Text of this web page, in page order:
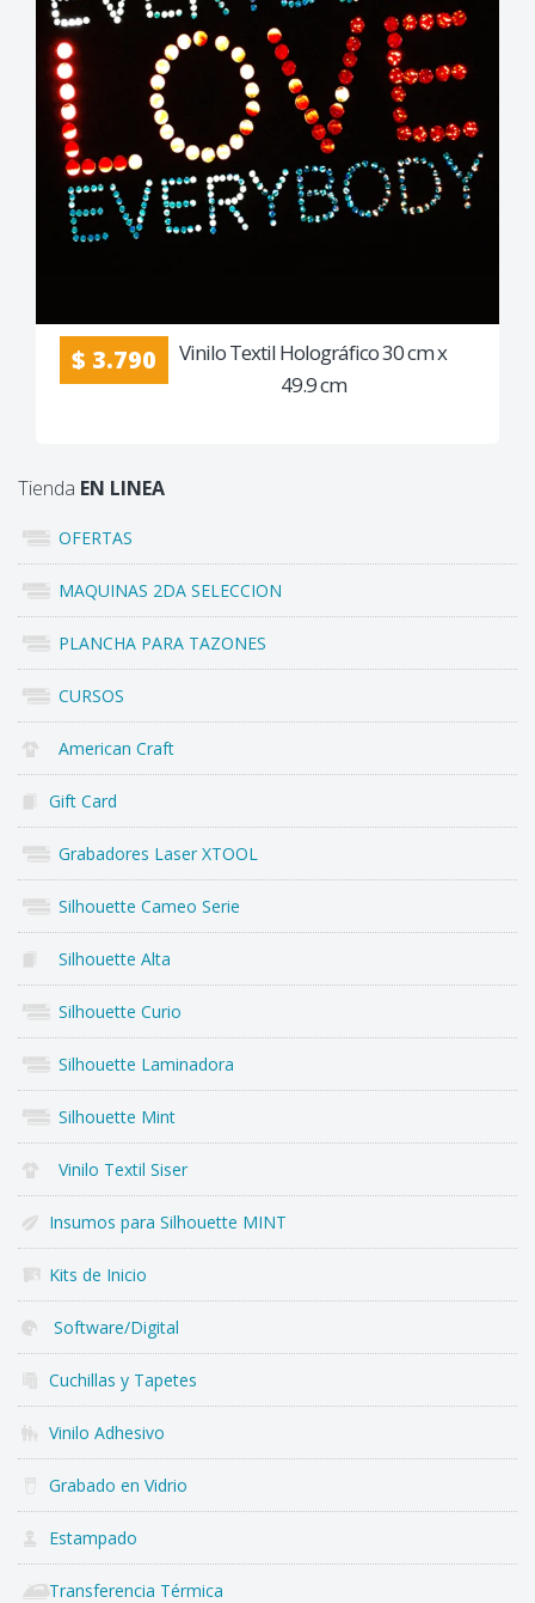
$ 3.790
Vinilo Textil Holográfico 30 cm x
49.9 cm
Tienda EN LINEA
OFERTAS
MAQUINAS 2DA SELECCION
PLANCHA PARA TAZONES
CURSOS
American Craft
Gift Card
Grabadores Laser XTOOL
Silhouette Cameo Serie
Silhouette Alta
Silhouette Curio
Silhouette Laminadora
Silhouette Mint
Vinilo Textil Siser
Insumos para Silhouette MINT
Kits de Inicio
Software/Digital
Cuchillas y Tapetes
Vinilo Adhesivo
Grabado en Vidrio
Estampado
Transferencia Térmica